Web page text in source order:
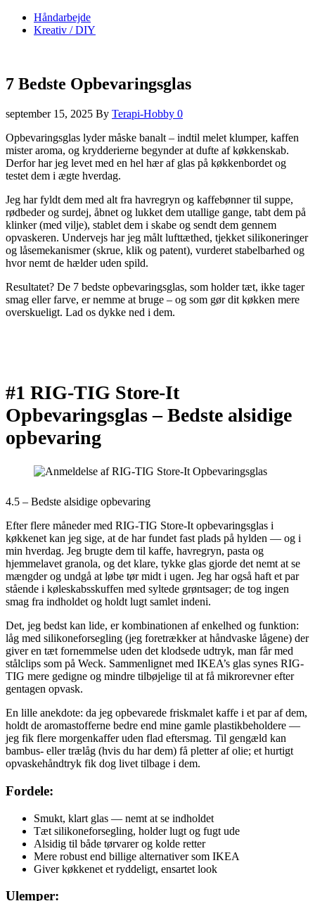
Håndarbejde
Kreativ / DIY
7 Bedste Opbevaringsglas
september 15, 2025 By Terapi-Hobby 0
Opbevaringsglas lyder måske banalt – indtil melet klumper, kaffen
mister aroma, og krydderierne begynder at dufte af køkkenskab.
Derfor har jeg levet med en hel hær af glas på køkkenbordet og
testet dem i ægte hverdag.
Jeg har fyldt dem med alt fra havregryn og kaffebønner til suppe,
rødbeder og surdej, åbnet og lukket dem utallige gange, tabt dem på
klinker (med vilje), stablet dem i skabe og sendt dem gennem
opvaskeren. Undervejs har jeg målt lufttæthed, tjekket silikoneringer
og låsemekanismer (skrue, klik og patent), vurderet stabelbarhed og
hvor nemt de hælder uden spild.
Resultatet? De 7 bedste opbevaringsglas, som holder tæt, ikke tager
smag eller farve, er nemme at bruge – og som gør dit køkken mere
overskueligt. Lad os dykke ned i dem.
#1 RIG-TIG Store-It
Opbevaringsglas –Bedste alsidige
opbevaring
4.5 – Bedste alsidige opbevaring
Efter flere måneder med RIG-TIG Store-It opbevaringsglas i
køkkenet kan jeg sige, at de har fundet fast plads på hylden — og i
min hverdag. Jeg brugte dem til kaffe, havregryn, pasta og
hjemmelavet granola, og det klare, tykke glas gjorde det nemt at se
mængder og undgå at løbe tør midt i ugen. Jeg har også haft et par
stående i køleskabsskuffen med syltede grøntsager; de tog ingen
smag fra indholdet og holdt lugt samlet indeni.
Det, jeg bedst kan lide, er kombinationen af enkelhed og funktion:
låg med silikoneforsegling (jeg foretrækker at håndvaske lågene) der
giver en tæt fornemmelse uden det klodsede udtryk, man får med
stålclips som på Weck. Sammenlignet med IKEA’s glas synes RIG-
TIG mere gedigne og mindre tilbøjelige til at få mikrorevner efter
gentagen opvask.
En lille anekdote: da jeg opbevarede friskmalet kaffe i et par af dem,
holdt de aromastofferne bedre end mine gamle plastikbeholdere —
jeg fik flere morgenkaffer uden flad eftersmag. Til gengæld kan
bambus- eller trælåg (hvis du har dem) få pletter af olie; et hurtigt
opvaskehåndtryk fik dog livet tilbage i dem.
Fordele:
Smukt, klart glas — nemt at se indholdet
Tæt silikoneforsegling, holder lugt og fugt ude
Alsidig til både tørvarer og kolde retter
Mere robust end billige alternativer som IKEA
Giver køkkenet et ryddeligt, ensartet look
Ulemper: